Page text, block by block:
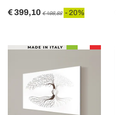
€ 399,10 € 498,88 - 20%